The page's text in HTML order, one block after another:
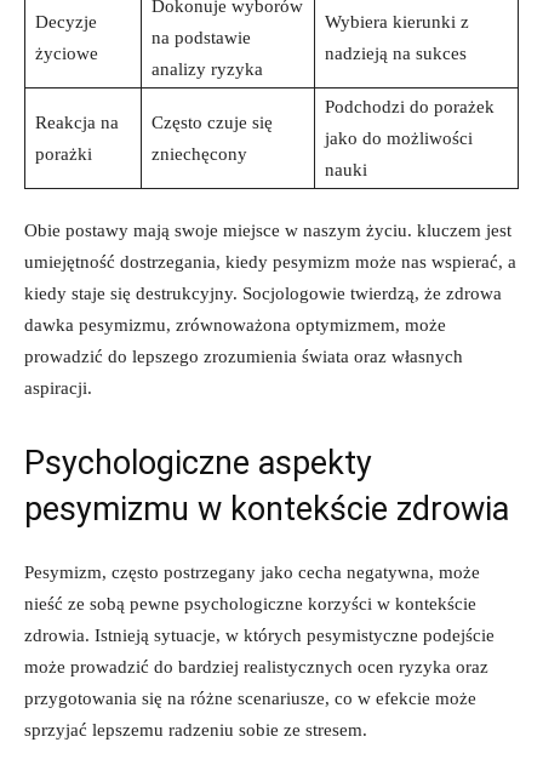
Decyzje
życiowe
Dokonuje wyborów
na podstawie
analizy ryzyka
Wybiera kierunki z
nadzieją na sukces
Reakcja na
porażki
Często czuje się
zniechęcony
Podchodzi do porażek
jako do możliwości
nauki
Obie postawy mają swoje miejsce w naszym życiu. kluczem jest
umiejętność dostrzegania, kiedy pesymizm może nas wspierać, a
kiedy staje się destrukcyjny. Socjologowie twierdzą, że zdrowa
dawka pesymizmu, zrównoważona optymizmem, może
prowadzić do lepszego zrozumienia świata oraz własnych
aspiracji.
Psychologiczne aspekty
pesymizmu w kontekście zdrowia
Pesymizm, często postrzegany jako cecha negatywna, może
nieść ze sobą pewne psychologiczne korzyści w kontekście
zdrowia. Istnieją sytuacje, w których pesymistyczne podejście
może prowadzić do bardziej realistycznych ocen ryzyka oraz
przygotowania się na różne scenariusze, co w efekcie może
sprzyjać lepszemu radzeniu sobie ze stresem.